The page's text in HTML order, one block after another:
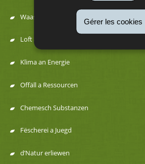
Gérer les cookies
Menu
de
navigation
Waasser
Loft a Kaméidi
Klima an Energie
Offäll a Ressourcen
Chemesch Substanzen
Fëscherei a Juegd
d’Natur erliewen